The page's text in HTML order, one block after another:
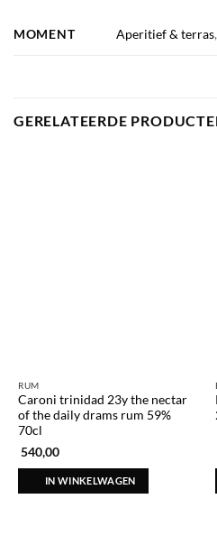
MOMENT Aperitief & terras,
GERELATEERDE
RUM
Caroni trinidad 23y the nectar
of the daily drams rum 59%
70cl
540,00
IN WINKELWAGEN